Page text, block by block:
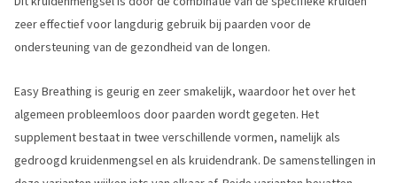
zeer effectief voor langdurig gebruik bij paarden voor de
ondersteuning van de gezondheid van de longen.
Easy Breathing is geurig en zeer smakelijk, waardoor het over het
algemeen probleemloos door paarden wordt gegeten. Het
supplement bestaat in twee verschillende vormen, namelijk als
gedroogd kruidenmengsel en als kruidendrank. De samenstellingen in